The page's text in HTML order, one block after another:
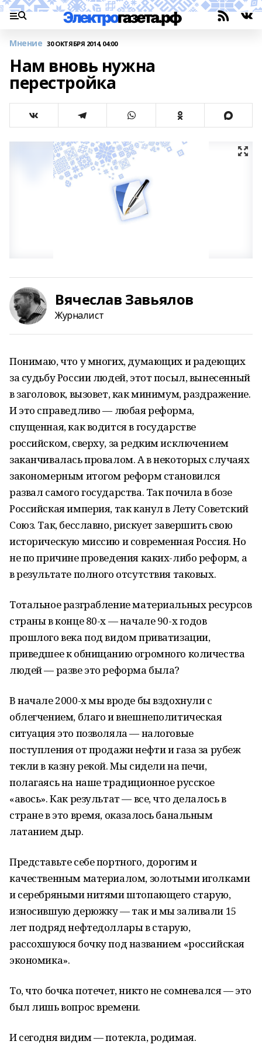
Мнение 30 ОКТЯБРЯ 2014, 04:00
Нам вновь нужна
перестройка
Вячеслав Завьялов
Журналист
Понимаю, что у многих, думающих и радеющих
за судьбу России людей, этот посыл, вынесенный
в заголовок, вызовет, как минимум, раздражение.
И это справедливо — любая реформа,
спущенная, как водится в государстве
российском, сверху, за редким исключением
заканчивалась провалом. А в некоторых случаях
закономерным итогом реформ становился
развал самого государства. Так почила в бозе
Российская империя, так канул в Лету Советский
Союз. Так, бесславно, рискует завершить свою
историческую миссию и современная Россия. Но
не по причине проведения каких-либо реформ, а
в результате полного отсутствия таковых.
Тотальное разграбление материальных ресурсов
страны в конце 80-х — начале 90-х годов
прошлого века под видом приватизации,
приведшее к обнищанию огромного количества
людей — разве это реформа была?
В начале 2000-х мы вроде бы вздохнули с
облегчением, благо и внешнеполитическая
ситуация это позволяла — налоговые
поступления от продажи нефти и газа за рубеж
текли в казну рекой. Мы сидели на печи,
полагаясь на наше традиционное русское
«авось». Как результат — все, что делалось в
стране в это время, оказалось банальным
латанием дыр.
Представьте себе портного, дорогим и
качественным материалом, золотыми иголками
и серебряными нитями штопающего старую,
износившую дерюжку — так и мы заливали 15
лет подряд нефтедоллары в старую,
рассохшуюся бочку под названием «российская
экономика».
То, что бочка потечет, никто не сомневался — это
был лишь вопрос времени.
И сегодня видим — потекла, родимая.